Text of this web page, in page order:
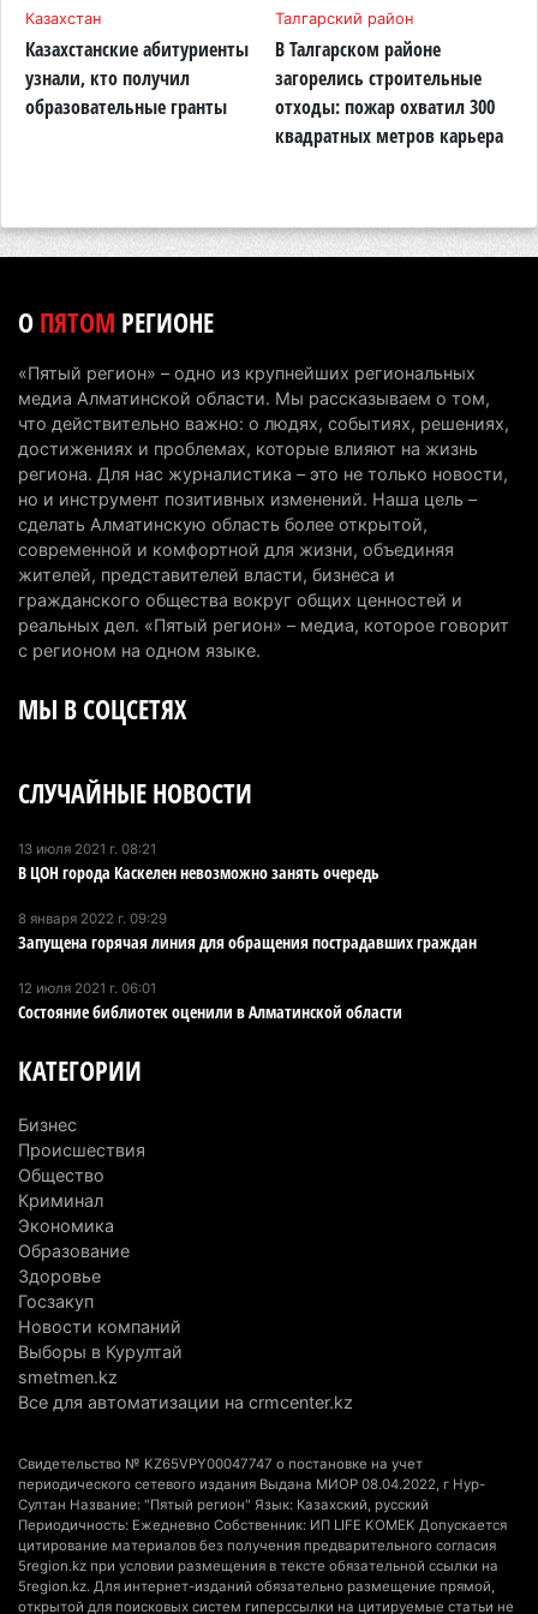
6 августа 2026 г. 09:52
Пожар в Аксайском ущелье под Алматы
полностью ликвидирован спустя три дня
220
мировом рейтинге благополучия
Казахстан может начать выпуск экологичного
топлива для самолетов: пилотный проект
запустят в Алатау
5 августа 2026 г. 12:32 191
Туриста с тяжелыми травмами эвакуировали в
горах Алматинской области после камнепада
5 августа 2026 г. 11:23 162
Алматинской области, судят спустя год после
катеров для Formula-1 H2O и откроют академию
пилотов
В Alatau City Authority назначили нового
директора по коммуникациям
4 августа 2026 г. 20:22
Партия «Әділет» предложила превратить
рабочих мест
4 августа 2026 г. 15:11
В Алматинской области назначили нового
председателя административного суда
4 августа 2026 г. 14:29
В Алматинской области второй день не могут
потушить пожар в Аксайском ущелье
строительным компаниям
4 августа 2026 г. 12:06
В команде акима Алатау новое назначение: кто
возглавил аппарат города
Казахстан
Казахстанские абитуриенты
узнали, кто получил
образовательные гранты
Талгарский район
В Талгарском районе
загорелись строительные
отходы: пожар охватил 300
квадратных метров карьера
ОПЯТОМ РЕГИОНЕ
«Пятый регион» – одно из крупнейших региональных
медиа Алматинской области. Мы рассказываем о том,
что действительно важно: о людях, событиях, решениях,
достижениях и проблемах, которые влияют на жизнь
региона. Для нас журналистика – это не только новости,
но и инструмент позитивных изменений. Наша цель –
сделать Алматинскую область более открытой,
современной и комфортной для жизни, объединяя
жителей, представителей власти, бизнеса и
гражданского общества вокруг общих ценностей и
реальных дел. «Пятый регион» – медиа, которое говорит
с регионом на одном языке.
МЫ В СОЦСЕТЯХ
СЛУЧАЙНЫЕ НОВОСТИ
13 июля 2021 г. 08:21
В ЦОН города Каскелен невозможно занять очередь
8 января 2022 г. 09:29
Запущена горячая линия для обращения пострадавших граждан
12 июля 2021 г. 06:01
Состояние библиотек оценили в Алматинской области
КАТЕГОРИИ
Бизнес
Происшествия
Общество
Криминал
Экономика
Образование
Здоровье
Госзакуп
Новости компаний
Выборы в Курултай
smetmen.kz
Все для автоматизации на crmcenter.kz
Свидетельство № KZ65VPY00047747 о постановке на учет
периодического сетевого издания Выдана МИОР 08.04.2022, г Нур-
Султан Название: "Пятый регион" Язык: Казахский, русский
Периодичность: Ежедневно Собственник: ИП LIFE KOMEK Допускается
цитирование материалов без получения предварительного согласия
5region.kz при условии размещения в тексте обязательной ссылки на
5region.kz. Для интернет-изданий обязательно размещение прямой,
открытой для поисковых систем гиперссылки на цитируемые статьи не